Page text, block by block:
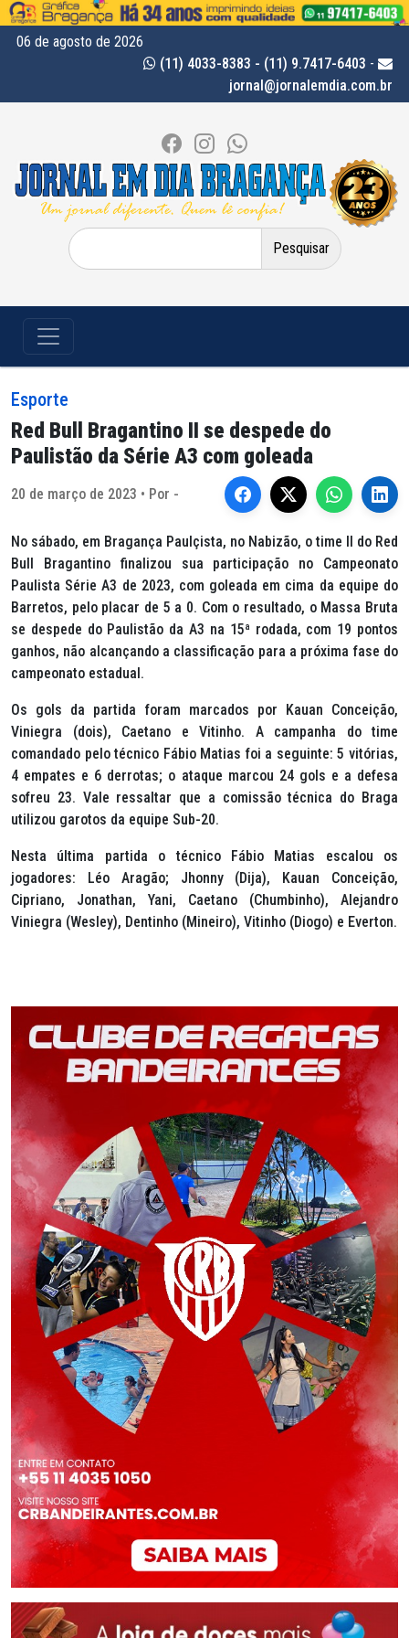
06 de agosto de 2026
(11) 4033-8383 - (11) 9.7417-6403 -
jornal@jornalemdia.com.br
Pesquisar
por:
Esporte
Red Bull Bragantino II se despede do
Paulistão da Série A3 com goleada
20 de março de 2023 • Por -
No sábado, em Bragança Paulçista, no Nabizão, o time II do Red
Bull Bragantino finalizou sua participação no Campeonato
Paulista Série A3 de 2023, com goleada em cima da equipe do
Barretos, pelo placar de 5 a 0. Com o resultado, o Massa Bruta
se despede do Paulistão da A3 na 15ª rodada, com 19 pontos
ganhos, não alcançando a classificação para a próxima fase do
campeonato estadual.
Os gols da partida foram marcados por Kauan Conceição,
Viniegra (dois), Caetano e Vitinho. A campanha do time
comandado pelo técnico Fábio Matias foi a seguinte: 5 vitórias,
4 empates e 6 derrotas; o ataque marcou 24 gols e a defesa
sofreu 23. Vale ressaltar que a comissão técnica do Braga
utilizou garotos da equipe Sub-20.
Nesta última partida o técnico Fábio Matias escalou os
jogadores: Léo Aragão; Jhonny (Dija), Kauan Conceição,
Cipriano, Jonathan, Yani, Caetano (Chumbinho), Alejandro
Viniegra (Wesley), Dentinho (Mineiro), Vitinho (Diogo) e Everton.